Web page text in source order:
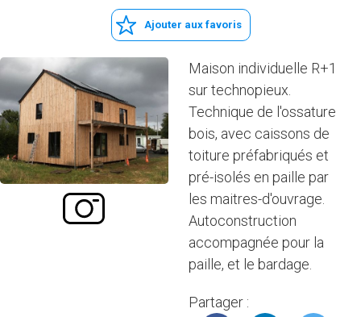
Ajouter aux favoris
Maison individuelle R+1
sur technopieux.
Technique de l'ossature
bois, avec caissons de
toiture préfabriqués et
pré-isolés en paille par
les maitres-d'ouvrage.
Autoconstruction
accompagnée pour la
paille, et le bardage.
Partager :